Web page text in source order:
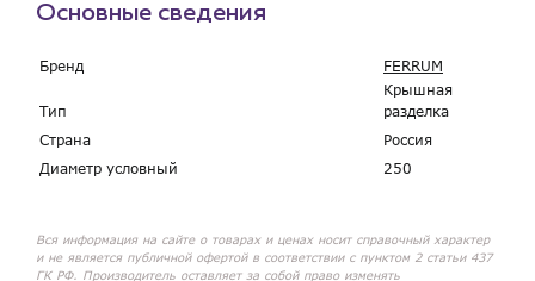
Основные сведения
Бренд FERRUM
Тип
Крышная
разделка
Страна
Россия
Диаметр условный
250
Вся информация на сайте о товарах и ценах носит справочный характер
и не является публичной офертой в соответствии с пунктом 2 статьи 437
ГК РФ. Производитель оставляет за собой право изменять